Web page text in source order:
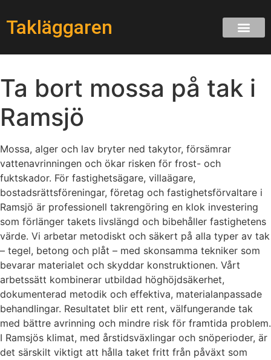
Takläggaren
Ta bort mossa på tak i
Ramsjö
Mossa, alger och lav bryter ned takytor, försämrar
vattenavrinningen och ökar risken för frost- och
fuktskador. För fastighetsägare, villaägare,
bostadsrättsföreningar, företag och fastighetsförvaltare i
Ramsjö är professionell takrengöring en klok investering
som förlänger takets livslängd och bibehåller fastighetens
värde. Vi arbetar metodiskt och säkert på alla typer av tak
– tegel, betong och plåt – med skonsamma tekniker som
bevarar materialet och skyddar konstruktionen. Vårt
arbetssätt kombinerar utbildad höghöjdsäkerhet,
dokumenterad metodik och effektiva, materialanpassade
behandlingar. Resultatet blir ett rent, välfungerande tak
med bättre avrinning och mindre risk för framtida problem.
I Ramsjös klimat, med årstidsväxlingar och snöperioder, är
det särskilt viktigt att hålla taket fritt från påväxt som